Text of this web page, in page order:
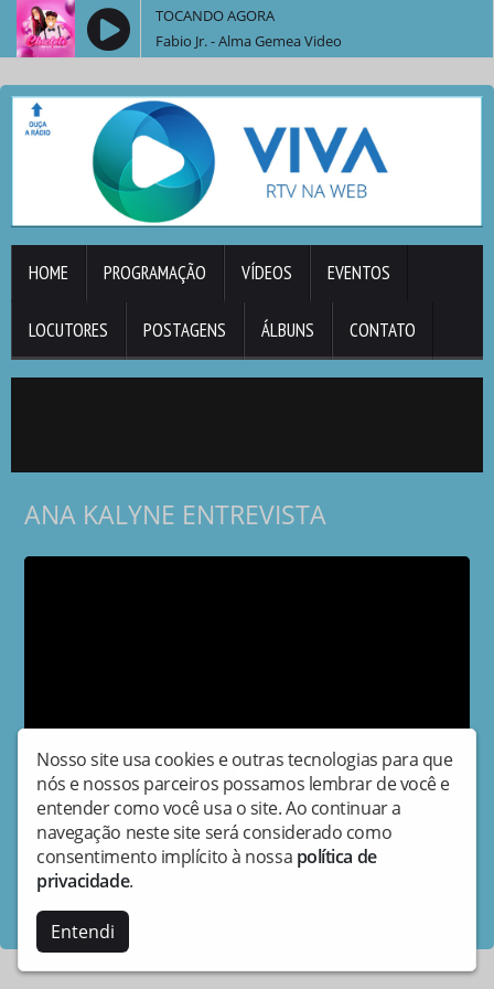
TOCANDO AGORA
Fabio Jr. - Alma Gemea Video
HOME PROGRAMAÇÃO VÍDEOS EVENTOS
LOCUTORES POSTAGENS ÁLBUNS CONTATO
ANA KALYNE ENTREVISTA
Compartilhe:
Copyright © Vivawebtv - Todos os direitos reservados.
Nosso site usa cookies e outras tecnologias para que
nós e nossos parceiros possamos lembrar de você e
entender como você usa o site. Ao continuar a
navegação neste site será considerado como
consentimento implícito à nossa política de
privacidade.
Entendi